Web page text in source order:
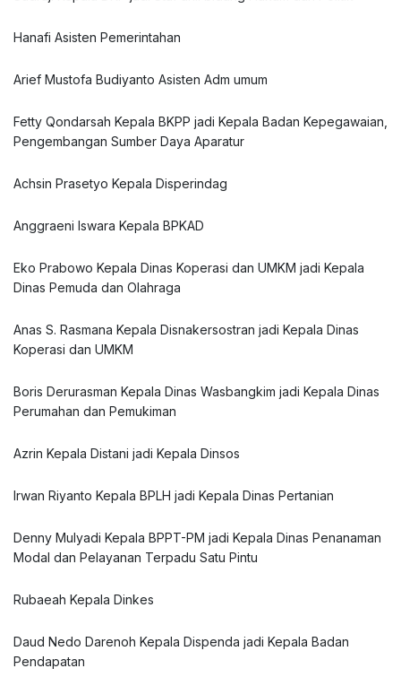
Hanafi Asisten Pemerintahan
Arief Mustofa Budiyanto Asisten Adm umum
Fetty Qondarsah Kepala BKPP jadi Kepala Badan Kepegawaian,
Pengembangan Sumber Daya Aparatur
Achsin Prasetyo Kepala Disperindag
Anggraeni Iswara Kepala BPKAD
Eko Prabowo Kepala Dinas Koperasi dan UMKM jadi Kepala
Dinas Pemuda dan Olahraga
Anas S. Rasmana Kepala Disnakersostran jadi Kepala Dinas
Koperasi dan UMKM
Boris Derurasman Kepala Dinas Wasbangkim jadi Kepala Dinas
Perumahan dan Pemukiman
Azrin Kepala Distani jadi Kepala Dinsos
Irwan Riyanto Kepala BPLH jadi Kepala Dinas Pertanian
Denny Mulyadi Kepala BPPT-PM jadi Kepala Dinas Penanaman
Modal dan Pelayanan Terpadu Satu Pintu
Rubaeah Kepala Dinkes
Daud Nedo Darenoh Kepala Dispenda jadi Kepala Badan
Pendapatan